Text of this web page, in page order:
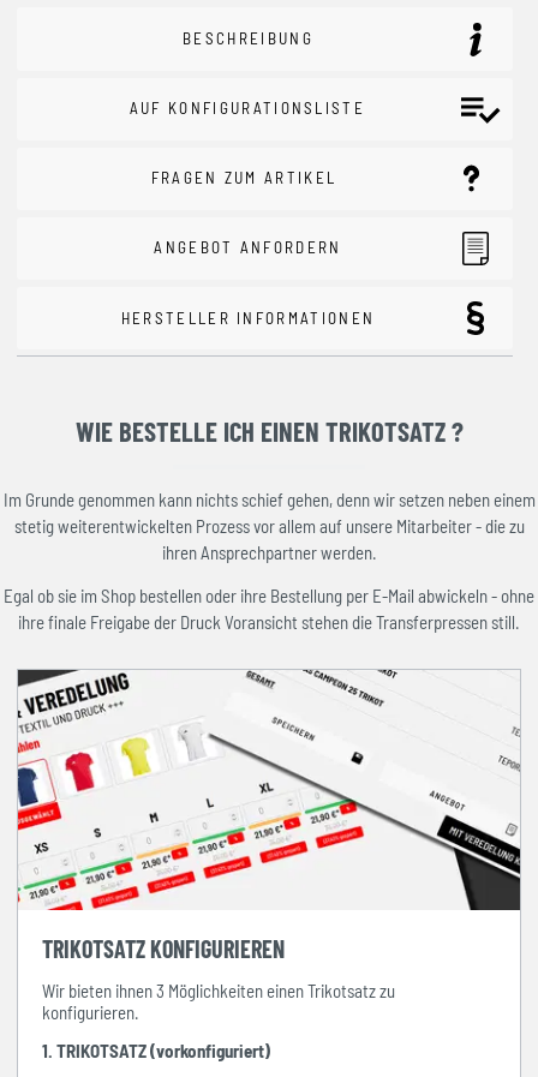
BESCHREIBUNG
AUF KONFIGURATIONSLISTE
FRAGEN ZUM ARTIKEL
ANGEBOT ANFORDERN
HERSTELLER INFORMATIONEN
WIE BESTELLE ICH EINEN TRIKOTSATZ ?
Im Grunde genommen kann nichts schief gehen, denn wir setzen neben einem
stetig weiterentwickelten Prozess vor allem auf unsere Mitarbeiter - die zu
ihren Ansprechpartner werden.
Egal ob sie im Shop bestellen oder ihre Bestellung per E-Mail abwickeln - ohne
ihre finale Freigabe der Druck Voransicht stehen die Transferpressen still.
TRIKOTSATZ KONFIGURIEREN
Wir bieten ihnen 3 Möglichkeiten einen Trikotsatz zu
konfigurieren.
1. TRIKOTSATZ (vorkonfiguriert)